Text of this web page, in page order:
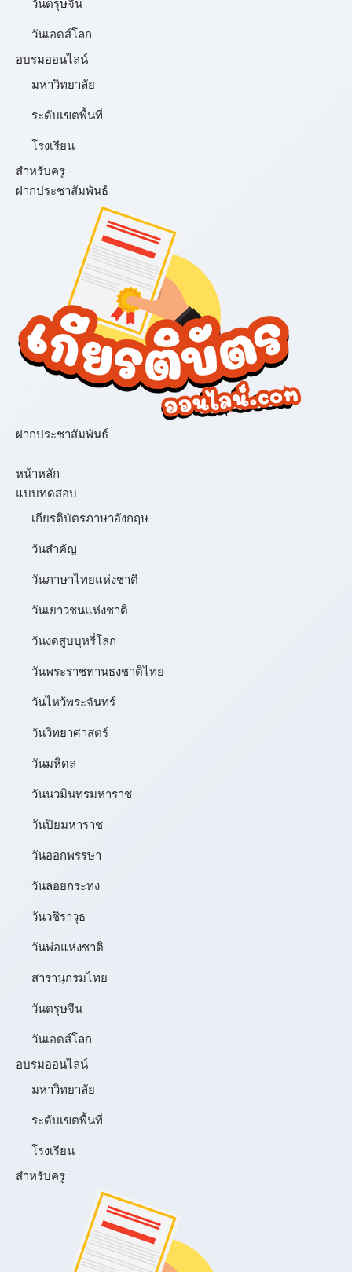
วันตรุษจีน
วันเอดส์โลก
อบรมออนไลน์
มหาวิทยาลัย
ระดับเขตพื้นที่
โรงเรียน
สำหรับครู
ฝากประชาสัมพันธ์
ฝากประชาสัมพันธ์
หน้าหลัก
แบบทดสอบ
เกียรติบัตรภาษาอังกฤษ
วันสำคัญ
วันภาษาไทยแห่งชาติ
วันเยาวชนแห่งชาติ
วันงดสูบบุหรี่โลก
วันพระราชทานธงชาติไทย
วันไหว้พระจันทร์​
วันวิทยาศาสตร์
วันมหิดล
วันนวมินทรมหาราช
วันปิยมหาราช
วันออกพรรษา
วันลอยกระทง
วันวชิราวุธ
วันพ่อแห่งชาติ
สารานุกรมไทย
วันตรุษจีน
วันเอดส์โลก
อบรมออนไลน์
มหาวิทยาลัย
ระดับเขตพื้นที่
โรงเรียน
สำหรับครู